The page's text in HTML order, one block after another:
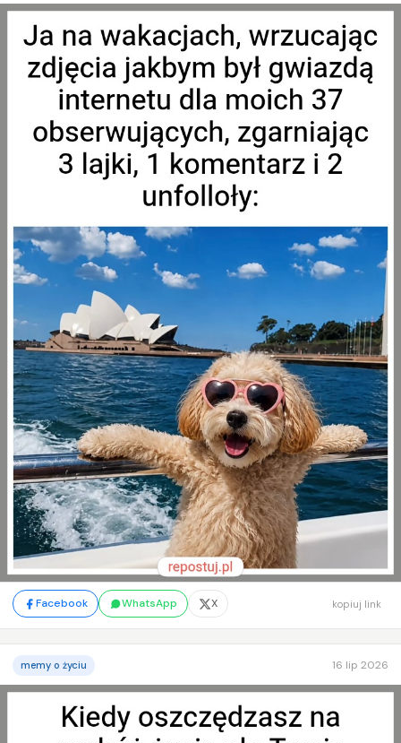
Facebook WhatsApp X kopiuj link
memy o życiu 16 lip 2026